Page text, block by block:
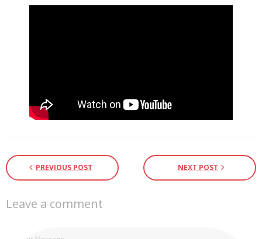
PREVIOUS POST NEXT POST
Leave a comment